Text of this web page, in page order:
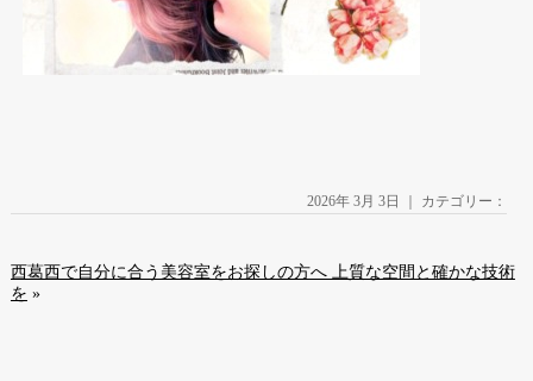
2026年 3月 3日 ｜ カテゴリー：
西葛西で自分に合う美容室をお探しの方へ 上質な空間と確かな技術
を »